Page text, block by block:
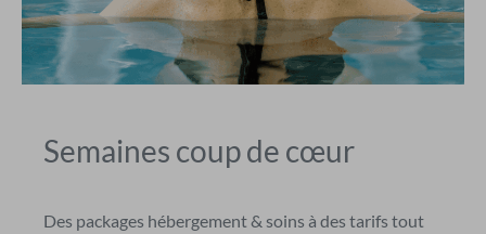
Semaines coup de cœur
Des packages hébergement & soins à des tarifs tout